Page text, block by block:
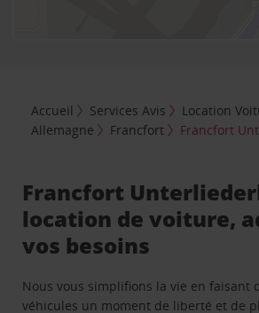
Accueil Services Avis Location
Allemagne
Francfort Francfort
Francfort
location de voiture,
vos besoins
Nous vous simplifions la vie en faisant
véhicules un moment de liberté et de